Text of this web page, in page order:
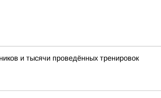
и тысячи проведённых тренировок